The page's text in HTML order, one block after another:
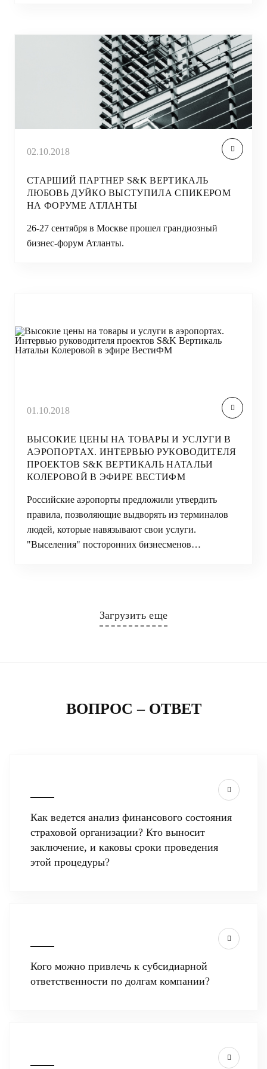
02.10.2018
СТАРШИЙ ПАРТНЕР S&K ВЕРТИКАЛЬ
ЛЮБОВЬ ДУЙКО ВЫСТУПИЛА СПИКЕРОМ
НА ФОРУМЕ АТЛАНТЫ
26-27 сентября в Москве прошел грандиозный
бизнес-форум Атланты.
01.10.2018
ВЫСОКИЕ ЦЕНЫ НА ТОВАРЫ И УСЛУГИ В
АЭРОПОРТАХ. ИНТЕРВЬЮ РУКОВОДИТЕЛЯ
ПРОЕКТОВ S&K ВЕРТИКАЛЬ НАТАЛЬИ
КОЛЕРОВОЙ В ЭФИРЕ ВЕСТИФМ
Российские аэропорты предложили утвердить
правила, позволяющие выдворять из терминалов
людей, которые навязывают свои услуги.
"Выселения" посторонних бизнесменов…
Загрузить еще
ВОПРОС – ОТВЕТ
Как ведется анализ финансового состояния
страховой организации? Кто выносит
заключение, и каковы сроки проведения
этой процедуры?
Кого можно привлечь к субсидиарной
ответственности по долгам компании?